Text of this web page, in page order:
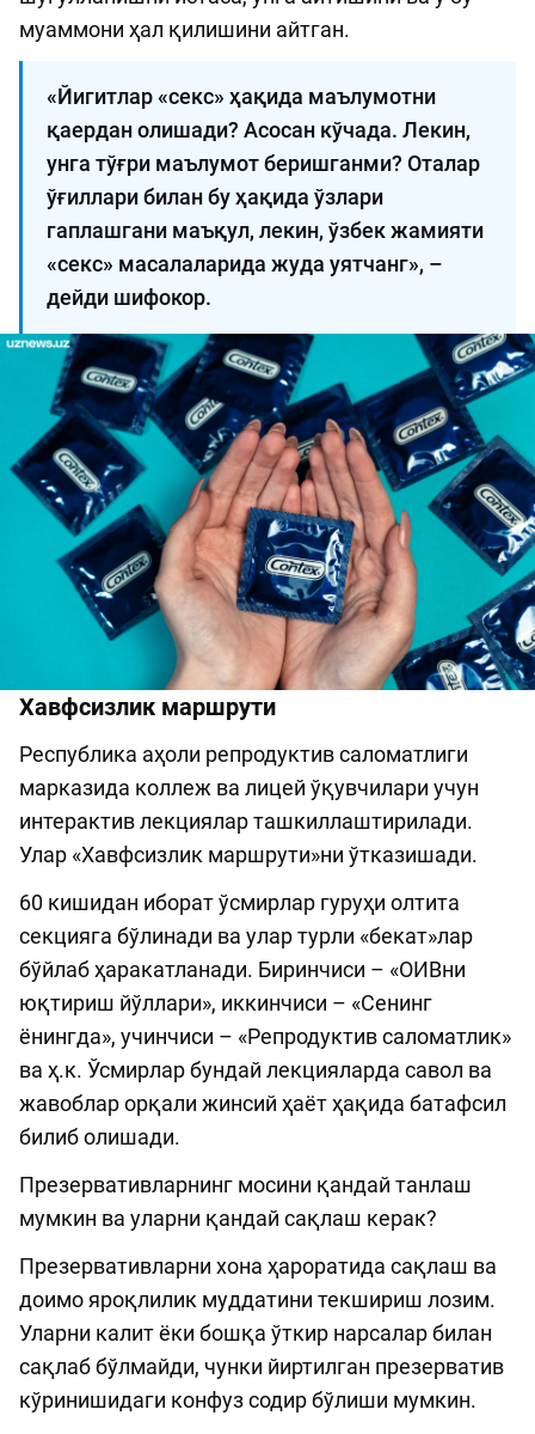
муаммони ҳал қилишини айтган.
«Йигитлар «секс» ҳақида маълумотни
қаердан олишади? Асосан кўчада. Лекин,
унга тўғри маълумот беришганми? Оталар
ўғиллари билан бу ҳақида ўзлари
гаплашгани маъқул, лекин, ўзбек жамияти
«секс» масалаларида жуда уятчанг», –
дейди шифокор.
Хавфсизлик маршрути
Республика аҳоли репродуктив саломатлиги
марказида коллеж ва лицей ўқувчилари учун
интерактив лекциялар ташкиллаштирилади.
Улар «Хавфсизлик маршрути»ни ўтказишади.
60 кишидан иборат ўсмирлар гуруҳи олтита
секцияга бўлинади ва улар турли «бекат»лар
бўйлаб ҳаракатланади. Биринчиси – «ОИВни
юқтириш йўллари», иккинчиси – «Сенинг
ёнингда», учинчиси – «Репродуктив саломатлик»
ва ҳ.к. Ўсмирлар бундай лекцияларда савол ва
жавоблар орқали жинсий ҳаёт ҳақида батафсил
билиб олишади.
Презервативларнинг мосини қандай танлаш
мумкин ва уларни қандай сақлаш керак?
Презервативларни хона ҳароратида сақлаш ва
доимо яроқлилик муддатини текшириш лозим.
Уларни калит ёки бошқа ўткир нарсалар билан
сақлаб бўлмайди, чунки йиртилган презерватив
кўринишидаги конфуз содир бўлиши мумкин.